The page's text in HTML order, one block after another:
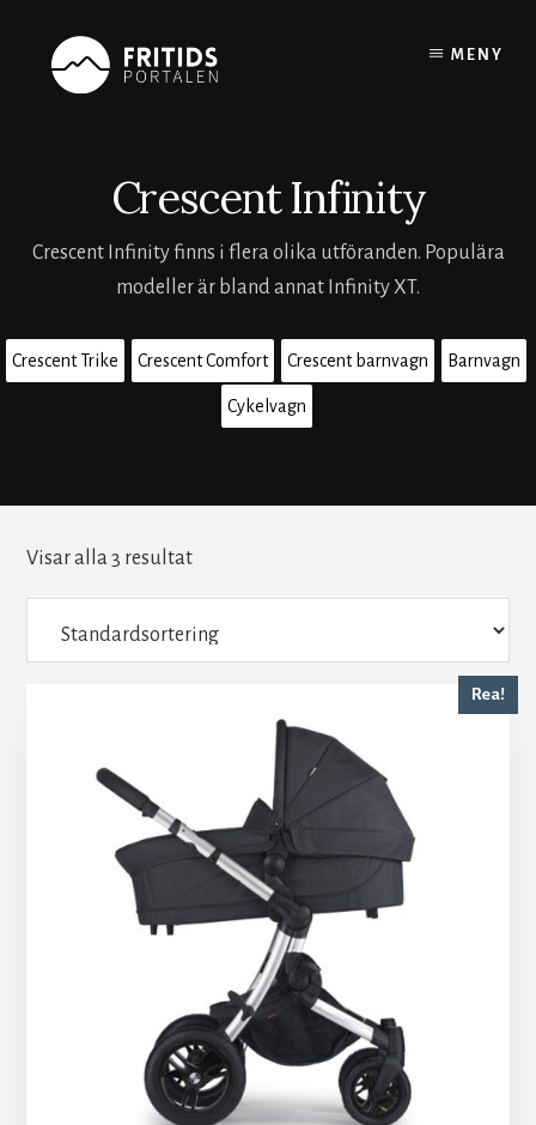
content
MENY
Crescent Infinity
Crescent Infinity finns i flera olika utföranden. Populära
modeller är bland annat Infinity XT.
Crescent Trike Crescent Comfort Crescent barnvagn Barnvagn
Cykelvagn
Visar alla 3 resultat
Rea!